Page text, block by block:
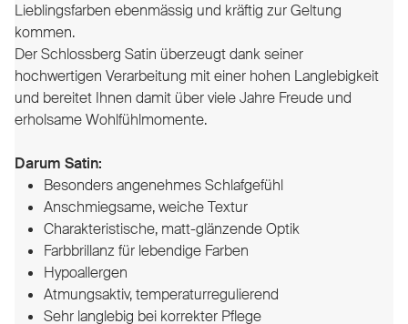
Lieblingsfarben ebenmässig und kräftig zur Geltung
kommen.
Der Schlossberg Satin überzeugt dank seiner
hochwertigen Verarbeitung mit einer hohen Langlebigkeit
und bereitet Ihnen damit über viele Jahre Freude und
erholsame Wohlfühlmomente.
Darum Satin:
Besonders angenehmes Schlafgefühl
Anschmiegsame, weiche Textur
Charakteristische, matt-glänzende Optik
Farbbrillanz für lebendige Farben
Hypoallergen
Atmungsaktiv, temperaturregulierend
Sehr langlebig bei korrekter Pflege